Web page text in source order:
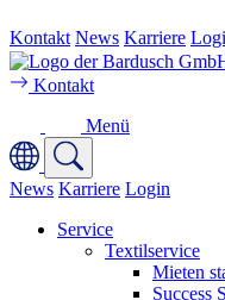
Kontakt News Karriere
Kontakt
Menü
News Karriere Login
Service
Textilservice
Mieten
Success